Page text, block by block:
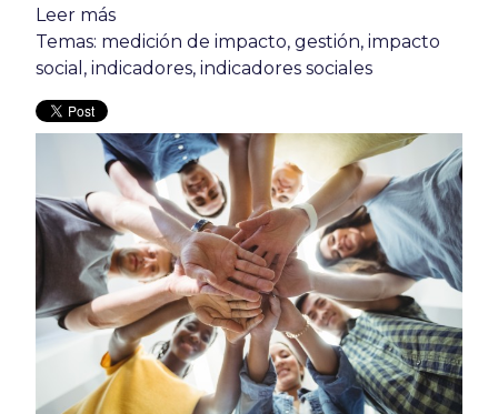
Leer más
Temas: medición de impacto, gestión, impacto
social , indicadores, indicadores sociales